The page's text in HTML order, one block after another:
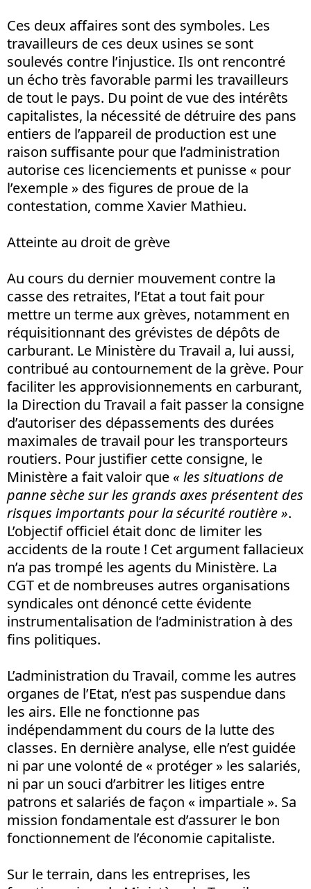
Ces deux affaires sont des symboles. Les
travailleurs de ces deux usines se sont
soulevés contre l’injustice. Ils ont rencontré
un écho très favorable parmi les travailleurs
de tout le pays. Du point de vue des intérêts
capitalistes, la nécessité de détruire des pans
entiers de l’appareil de production est une
raison suffisante pour que l’administration
autorise ces licenciements et punisse « pour
l’exemple » des figures de proue de la
contestation, comme Xavier Mathieu.
Atteinte au droit de grève
Au cours du dernier mouvement contre la
casse des retraites, l’Etat a tout fait pour
mettre un terme aux grèves, notamment en
réquisitionnant des grévistes de dépôts de
carburant. Le Ministère du Travail a, lui aussi,
contribué au contournement de la grève. Pour
faciliter les approvisionnements en carburant,
la Direction du Travail a fait passer la consigne
d’autoriser des dépassements des durées
maximales de travail pour les transporteurs
routiers. Pour justifier cette consigne, le
Ministère a fait valoir que « les situations de
panne sèche sur les grands axes présentent des
risques importants pour la sécurité routière ».
L’objectif officiel était donc de limiter les
accidents de la route ! Cet argument fallacieux
n’a pas trompé les agents du Ministère. La
CGT et de nombreuses autres organisations
syndicales ont dénoncé cette évidente
instrumentalisation de l’administration à des
fins politiques.
L’administration du Travail, comme les autres
organes de l’Etat, n’est pas suspendue dans
les airs. Elle ne fonctionne pas
indépendamment du cours de la lutte des
classes. En dernière analyse, elle n’est guidée
ni par une volonté de « protéger » les salariés,
ni par un souci d’arbitrer les litiges entre
patrons et salariés de façon « impartiale ». Sa
mission fondamentale est d’assurer le bon
fonctionnement de l’économie capitaliste.
Sur le terrain, dans les entreprises, les